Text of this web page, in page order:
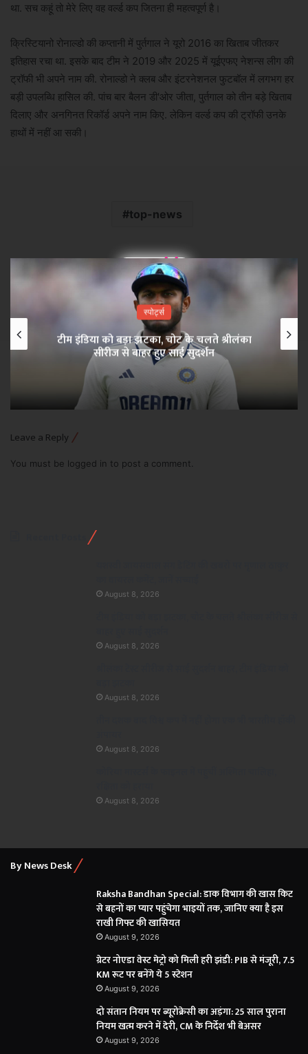
था. सच कहूं तो मेरे लिए वह वर्ल्ड कप जितना ही महत्वपूर्ण है।
क्रिस्टियानो रोनाल्डो की कप्तानी में पुर्तगाल ने यूरो 2016 का खिताब जीतकर
इतिहास रचा था. इसके बाद टीम ने 2019 और 2025 में यूईएफए नेशन्स लीग की
ट्रॉफी भी अपने नाम की. रोनाल्डो ने क्लब और इंटरनेशनल फुटबॉल में लगभग हर
बड़ी उपलब्धि हासिल की. पांच बार बैलन डी'ओर जीता, पुर्तगाल को तीन बड़े खिताब
दिलाए और अनगिनत रिकॉर्ड अपने नाम किए. लेकिन वर्ल्ड कप की ट्रॉफी उनके
हाथों में नहीं आ सकी।
top-news
स्पोर्ट्स
श्रीलंका टेस्ट सीरीज से साई सुदर्शन बाहर, टीम इंडिया
को बड़ा झटका
Leave a Reply
You must be logged in to post a comment.
×
August 8, 2026
August 8, 2026
August 8, 2026
August 8, 2026
August 8, 2026
By News Desk
Raksha Bandhan Special: डाक विभाग की खास किट
से बहनों का प्यार पहुंचेगा भाइयों तक, जानिए क्या है इस
राखी गिफ्ट की खासियत
August 9, 2026
ग्रेटर नोएडा वेस्ट मेट्रो को मिली हरी झंडी: PIB से मंजूरी, 7.5
KM रूट पर बनेंगे ये 5 स्टेशन
August 9, 2026
दो संतान नियम पर ब्यूरोक्रेसी का अड़ंगा: 25 साल पुराना
नियम खत्म करने में देरी, CM के निर्देश भी बेअसर
August 9, 2026